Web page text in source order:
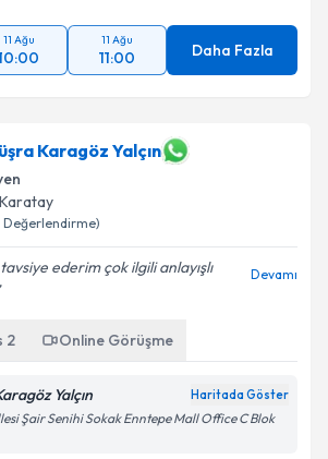
11 Ağu 11 Ağu
11:00 Daha Fazla
Karagöz Yalçın
Değerlendirme)
ederim çok ilgili anlayışlı
Devamı
2 Online Görüşme
Yalçın Haritada Göster
Şair Senihi Sokak Enntepe Mall Office C Blok